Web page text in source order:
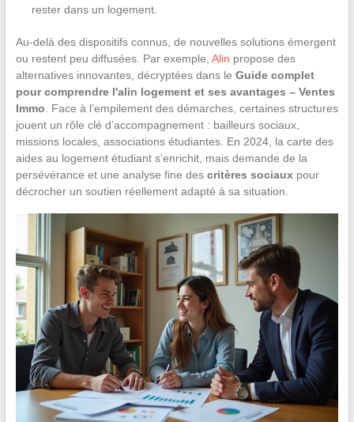
rester dans un logement.
Au-delà des dispositifs connus, de nouvelles solutions émergent
ou restent peu diffusées. Par exemple, Alin propose des
alternatives innovantes, décryptées dans le Guide complet
pour comprendre l'alin logement et ses avantages – Ventes
Immo . Face à l’empilement des démarches, certaines structures
jouent un rôle clé d’accompagnement : bailleurs sociaux,
missions locales, associations étudiantes. En 2024, la carte des
aides au logement étudiant s’enrichit, mais demande de la
persévérance et une analyse fine des critères sociauxpour
décrocher un soutien réellement adapté à sa situation.